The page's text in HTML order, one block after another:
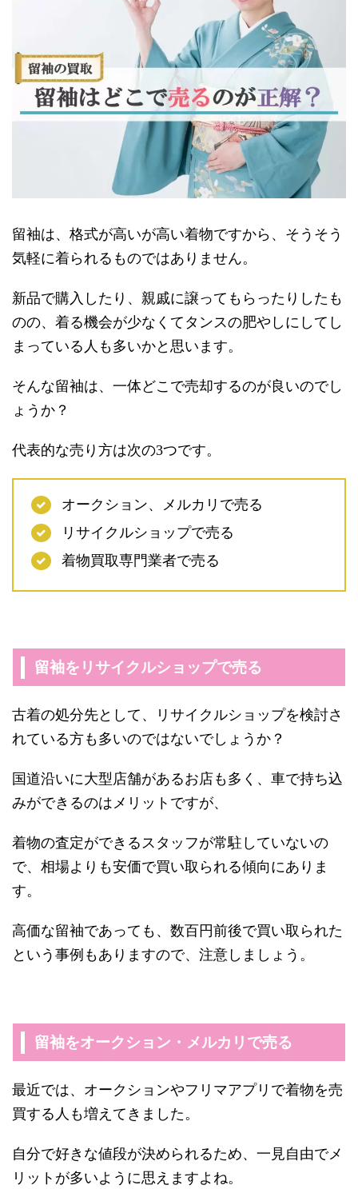
留袖は、格式が高いが高い着物ですから、そうそう
気軽に着られるものではありません。
新品で購入したり、親戚に譲ってもらったりしたも
のの、着る機会が少なくてタンスの肥やしにしてし
まっている人も多いかと思います。
そんな留袖は、一体どこで売却するのが良いのでし
ょうか？
代表的な売り方は次の3つです。
オークション、メルカリで売る
リサイクルショップで売る
着物買取専門業者で売る
留袖をリサイクルショップで売る
古着の処分先として、リサイクルショップを検討さ
れている方も多いのではないでしょうか？
国道沿いに大型店舗があるお店も多く、車で持ち込
みができるのはメリットですが、
着物の査定ができるスタッフが常駐していないの
で、相場よりも安価で買い取られる傾向にありま
す。
高価な留袖であっても、数百円前後で買い取られた
という事例もありますので、注意しましょう。
留袖をオークション・メルカリで売る
最近では、オークションやフリマアプリで着物を売
買する人も増えてきました。
自分で好きな値段が決められるため、一見自由でメ
リットが多いように思えますよね。